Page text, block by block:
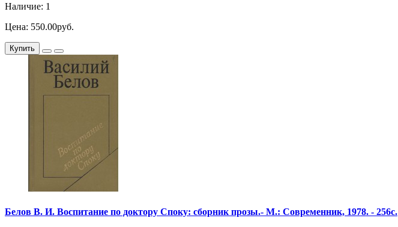
Наличие: 1
Цена: 550.00руб.
Купить
Белов В. И. Воспитание по доктору Споку: сборник прозы.- М.: Современник, 1978. - 256с.